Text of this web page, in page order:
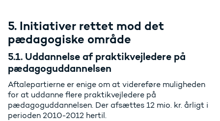
5. Initiativer rettet mod det
pædagogiske område
5.1. Uddannelse af praktikvejledere på
pædagoguddannelsen
Aftalepartierne er enige om at videreføre muligheden
for at uddanne flere praktikvejledere på
pædagoguddannelsen. Der afsættes 12 mio. kr. årligt i
perioden 2010-2012 hertil.